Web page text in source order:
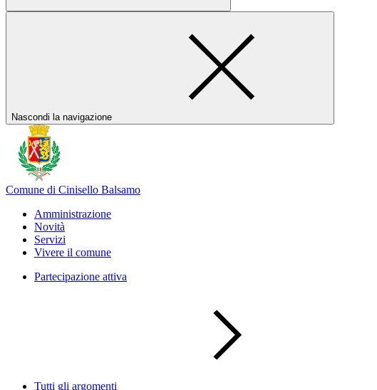
Nascondi la navigazione
Comune di Cinisello Balsamo
Amministrazione
Novità
Servizi
Vivere il comune
Partecipazione attiva
Tutti gli argomenti